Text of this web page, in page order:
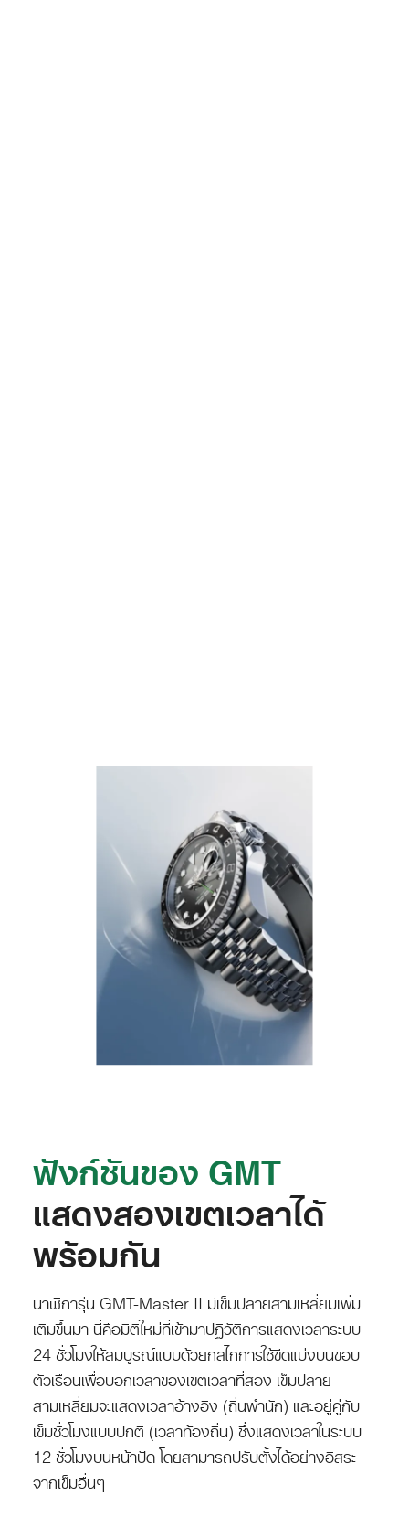
ฟังก์ชันของ GMT
แสดงสองเขตเวลาได้
พร้อมกัน
นาฬิการุ่น GMT-Master II มีเข็มปลายสามเหลี่ยมเพิ่ม
เติมขึ้นมา นี่คือมิติใหม่ที่เข้ามาปฏิวัติการแสดงเวลาระบบ
24 ชั่วโมงให้สมบูรณ์แบบด้วยกลไกการใช้ขีดแบ่งบนขอบ
ตัวเรือนเพื่อบอกเวลาของเขตเวลาที่สอง เข็มปลาย
สามเหลี่ยมจะแสดงเวลาอ้างอิง (ถิ่นพำนัก) และอยู่คู่กับ
เข็มชั่วโมงแบบปกติ (เวลาท้องถิ่น) ซึ่งแสดงเวลาในระบบ
12 ชั่วโมงบนหน้าปัด โดยสามารถปรับตั้งได้อย่างอิสระ
จากเข็มอื่นๆ